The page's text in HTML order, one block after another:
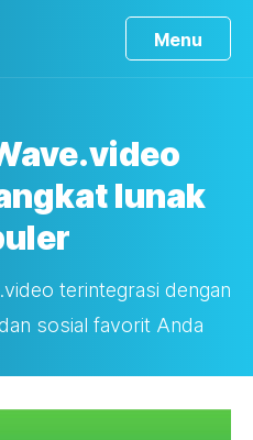
Menu
lunak
terintegrasi dengan
sosial favorit Anda